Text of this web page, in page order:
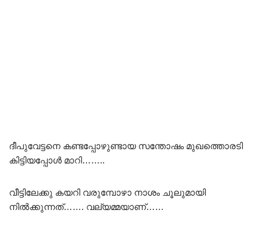
ദീപുവേട്ടനെ കണ്ടപ്പോഴുണ്ടായ സന്തോഷം മുഖത്തൊരടി
കിട്ടിയപ്പോൾ മാറി……..
വീട്ടിലേക്കു കയറി വരുമ്പോഴാ നാശം ചൂലുമായി
നിൽക്കുന്നത്……. വല്യമ്മയാണ്……